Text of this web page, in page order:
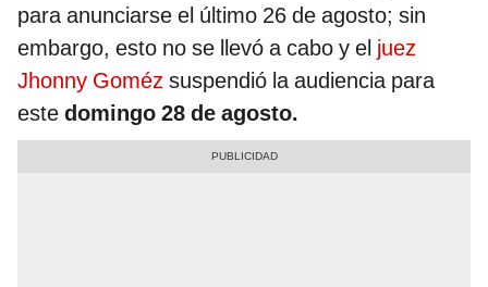
para anunciarse el último 26 de agosto; sin
embargo, esto no se llevó a cabo y el juez
Jhonny Goméz suspendió la audiencia para
este domingo 28 de agosto.